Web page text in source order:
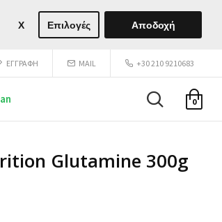
X Επιλογές Αποδοχή
ΕΓΓΡΑΦΉ MAIL +30 210 9210683
0
Glutamine 300g